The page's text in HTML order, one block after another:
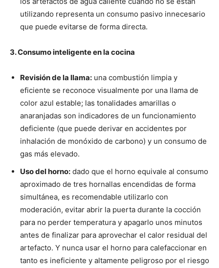
utilizando representa un consumo pasivo innecesario
que puede evitarse de forma directa.
3. Consumo inteligente en la cocina
Revisión de la llama: una combustión limpia y
eficiente se reconoce visualmente por una llama de
color azul estable; las tonalidades amarillas o
anaranjadas son indicadores de un funcionamiento
deficiente (que puede derivar en accidentes por
inhalación de monóxido de carbono) y un consumo de
gas más elevado.
Uso del horno: dado que el horno equivale al consumo
aproximado de tres hornallas encendidas de forma
simultánea, es recomendable utilizarlo con
moderación, evitar abrir la puerta durante la cocción
para no perder temperatura y apagarlo unos minutos
antes de finalizar para aprovechar el calor residual del
artefacto. Y nunca usar el horno para calefaccionar en
tanto es ineficiente y altamente peligroso por el riesgo